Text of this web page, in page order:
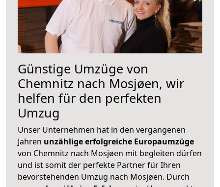
Günstige Umzüge von
Chemnitz nach Mosjøen, wir
helfen für den perfekten
Umzug
Unser Unternehmen hat in den vergangenen
Jahren unzählige erfolgreiche Europaumzüge
von Chemnitz nach Mosjøen mit begleiten dürfen
und ist somit der perfekte Partner für Ihren
bevorstehenden Umzug nach Mosjøen. Durch